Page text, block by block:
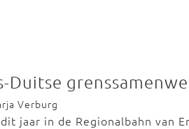
Duitse
Verburg
jaar in de Regionalbahn van